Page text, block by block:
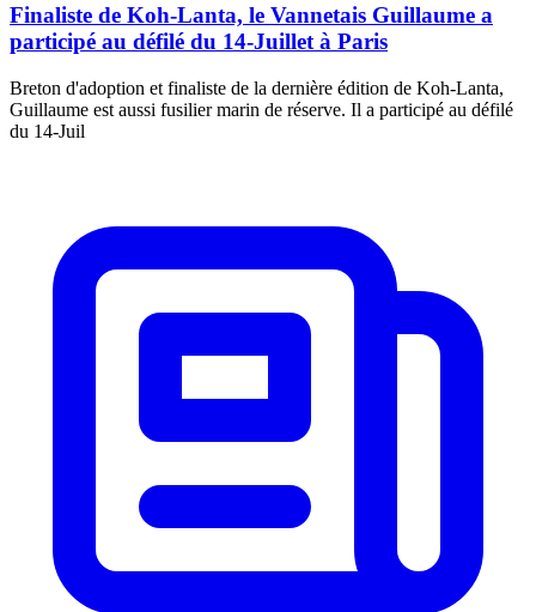
Finaliste de Koh-Lanta, le Vannetais Guillaume a
participé au défilé du 14-Juillet à Paris
Breton d'adoption et finaliste de la dernière édition de Koh-Lanta,
Guillaume est aussi fusilier marin de réserve. Il a participé au défilé
du 14-Juil